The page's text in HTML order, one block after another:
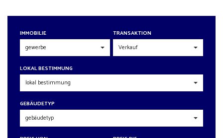
IMMOBILIE TRANSAKTION
LOKAL BESTIMMUNG
GEBÄUDETYP